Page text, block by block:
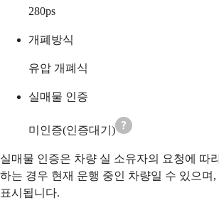
280ps
개폐방식
유압 개폐식
실매물 인증
미인증(인증대기)
실매물 인증은 차량 실 소유자의 요청에 따
하는 경우 현재 운행 중인 차량일 수 있으며
표시됩니다.